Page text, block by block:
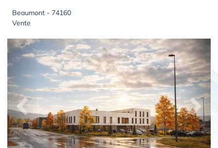
Beaumont - 74160
Vente